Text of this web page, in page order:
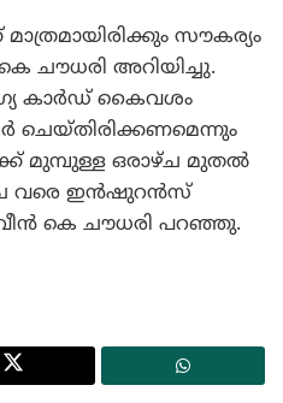
സൗകര്യം
ചൗധരി അറിയിച്ചു.
കാര്‍ഡ് കൈവശം
ചെയ്തിരിക്കണമെന്നും
മുമ്പുള്ള ഒരാഴ്ച മുതല്‍
വരെ ഇന്‍ഷുറന്‍സ്
കെ ചൗധരി പറഞ്ഞു.